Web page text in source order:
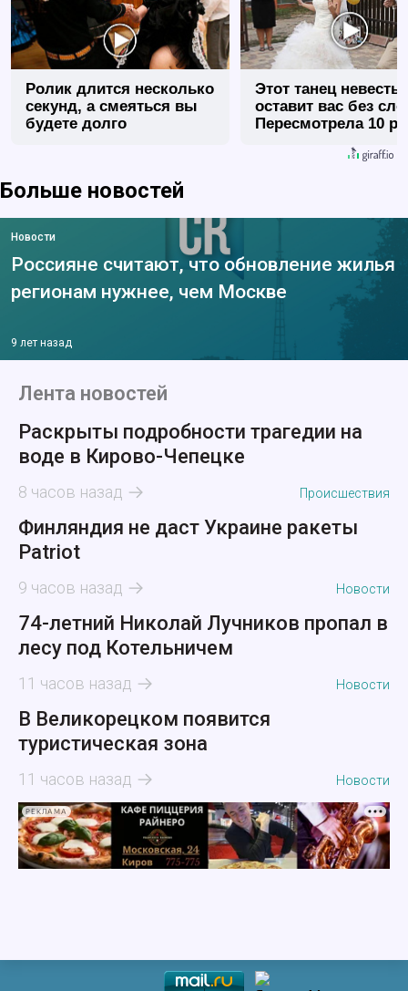
Ролик длится несколько
секунд, а смеяться вы
будете долго
Этот танец невесты
оставит вас без
Пересмотрела 10
Больше новостей
Новости
Россияне считают, что обновление жилья
регионам нужнее, чем Москве
9 лет назад
Лента новостей
Раскрыты подробности трагедии на
воде в Кирово-Чепецке
8 часов назад Происшествия
Финляндия не даст Украине ракеты
Patriot
9 часов назад Новости
74-летний Николай Лучников пропал в
лесу под Котельничем
11 часов назад Новости
В Великорецком появится
туристическая зона
11 часов назад Новости
РЕКЛАМА